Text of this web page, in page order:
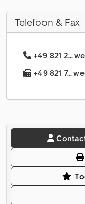
Telefoon & Fax
+49 821 2...
+49 821 7...